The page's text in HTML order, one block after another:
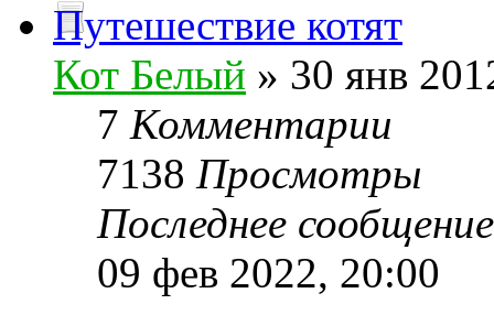
Путешествие котят
Кот Белый » 30 янв
7 Комментарии
7138 Просмотры
Последнее
09 фев 2022, 20:00